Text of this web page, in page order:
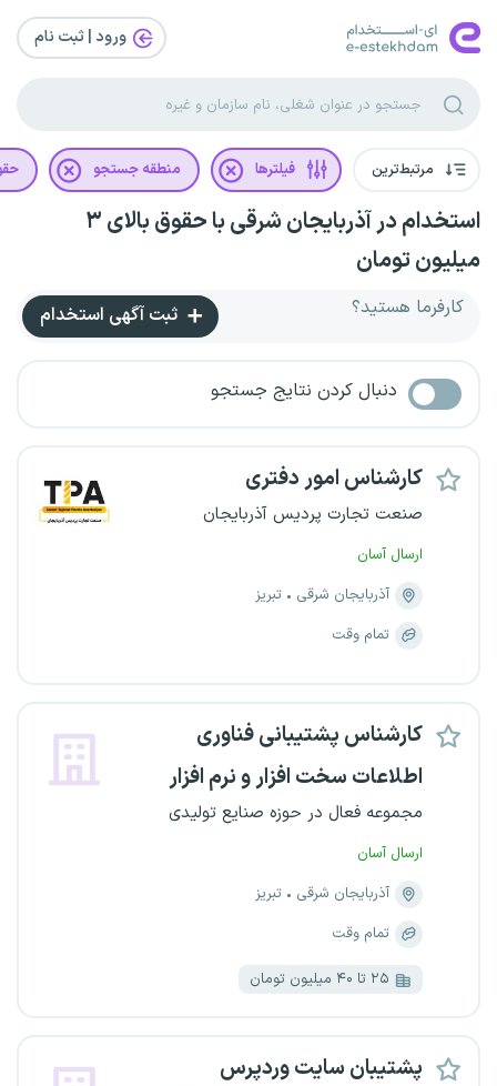
ورود | ثبت‌ نام
مرتبط‌ترین فیلترها منطقه جستجو
استخدام در آذربایجان شرقی با حقوق بالای ۳
میلیون تومان
کارفرما هستید؟ ثبت آگهی استخدام
دنبال کردن نتایج جستجو
کارشناس امور دفتری
صنعت تجارت پردیس آذربایجان
ارسال آسان
آذربایجان شرقی
تبریز
تمام وقت
کارشناس پشتیبانی فناوری
اطلاعات سخت افزار و نرم افزار
مجموعه فعال در حوزه صنایع تولیدی
ارسال آسان
آذربایجان شرقی
تبریز
تمام وقت
۲۵ تا ۴۰ میلیون تومان
پشتیبان سایت وردپرس